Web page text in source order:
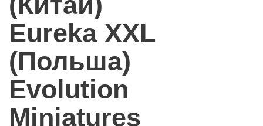
Eureka XXL
(Польша)
Evolution
Miniatures